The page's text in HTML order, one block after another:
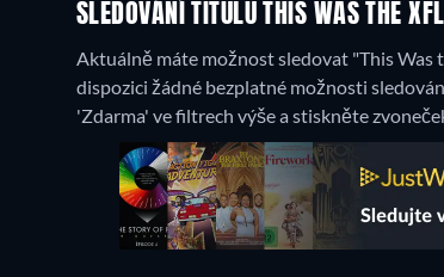
SLEDOVÁNÍ TITULU THIS WAS THE
Aktuálně máte možnost sledovat "This Was
dispozici žádné bezplatné možnosti
'Zdarma' ve filtrech výše a stiskněte